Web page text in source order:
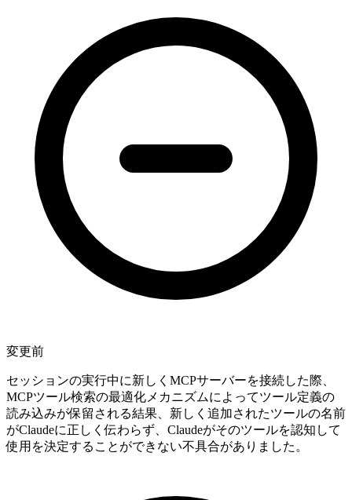
変更前
セッションの実行中に新しくMCPサーバーを接続した際、
MCPツール検索の最適化メカニズムによってツール定義の
読み込みが保留される結果、新しく追加されたツールの名前
がClaudeに正しく伝わらず、Claudeがそのツールを認知して
使用を決定することができない不具合がありました。